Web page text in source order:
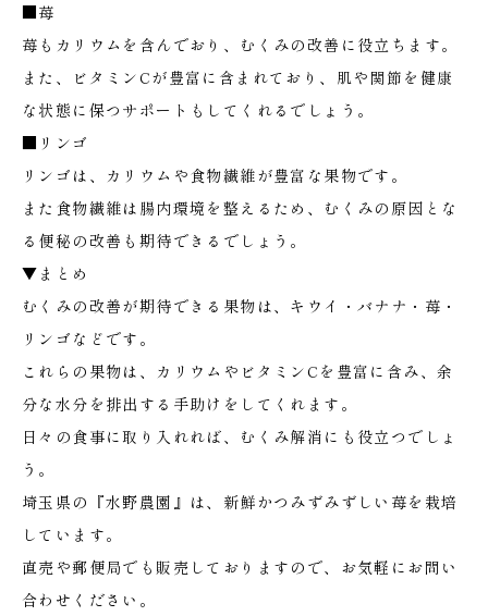
■苺
苺もカリウムを含んでおり、むくみの改善に役立ちます。
また、ビタミンCが豊富に含まれており、肌や関節を健康
な状態に保つサポートもしてくれるでしょう。
■リンゴ
リンゴは、カリウムや食物繊維が豊富な果物です。
また食物繊維は腸内環境を整えるため、むくみの原因とな
る便秘の改善も期待できるでしょう。
▼まとめ
むくみの改善が期待できる果物は、キウイ・バナナ・苺・
リンゴなどです。
これらの果物は、カリウムやビタミンCを豊富に含み、余
分な水分を排出する手助けをしてくれます。
日々の食事に取り入れれば、むくみ解消にも役立つでしょ
う。
埼玉県の『水野農園』は、新鮮かつみずみずしい苺を栽培
しています。
直売や郵便局でも販売しておりますので、お気軽にお問い
合わせください。